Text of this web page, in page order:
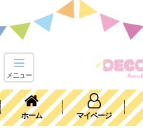
メニュー
ホーム マイページ